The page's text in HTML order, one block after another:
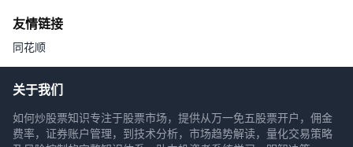
友情链接
同花顺
关于我们
如何炒股票知识专注于股票市场，提供从万一免五股票开户，佣金
费率，证券账户管理，到技术分析，市场趋势解读，量化交易策略